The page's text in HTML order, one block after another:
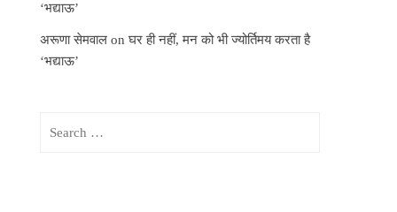
‘भद्याऊ’
अरूणा सेमवाल onघर ही नहीं, मन को भी ज्योर्तिमय करता है
‘भद्याऊ’